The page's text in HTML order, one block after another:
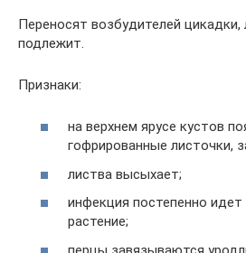
Переносят возбудителей
подлежит.
Признаки:
на верхнем ярусе кустов
гофрированные листочки,
листва высыхает;
инфекция постепенно идет
растение;